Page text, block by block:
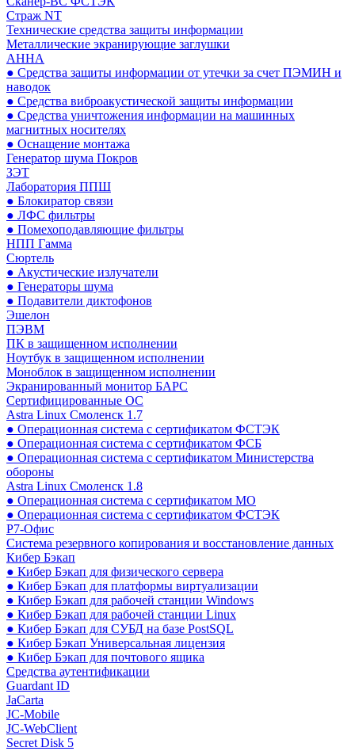
Страж NT
Технические средства защиты информации
Металлические экранирующие заглушки
АННА
● Средства защиты информации от утечки за счет ПЭМИН и
наводок
● Средства виброакустической защиты информации
● Средства уничтожения информации на машинных
магнитных носителях
● Оснащение монтажа
Генератор шума Покров
ЗЭТ
Лаборатория ППШ
● Блокиратор связи
● ЛФС фильтры
● Помехоподавляющие фильтры
НПП Гамма
Сюртель
● Акустические излучатели
● Генераторы шума
● Подавители диктофонов
Эшелон
ПЭВМ
ПК в защищенном исполнении
Ноутбук в защищенном исполнении
Моноблок в защищенном исполнении
Экранированный монитор БАРС
Сертифицированные ОС
Astra Linux Смоленск 1.7
● Операционная система с сертификатом ФСТЭК
● Операционная система с сертификатом ФСБ
● Операционная система с сертификатом Министерства
обороны
Astra Linux Смоленск 1.8
● Операционная система с сертификатом МО
● Операционная система с сертификатом ФСТЭК
Р7-Офис
Система резервного копирования и восстановление данных
Кибер Бэкап
● Кибер Бэкап для физического сервера
● Кибер Бэкап для платформы виртуализации
● Кибер Бэкап для рабочей станции Windows
● Кибер Бэкап для рабочей станции Linux
● Кибер Бэкап для СУБД на базе PostSQL
● Кибер Бэкап Универсальная лицензия
● Кибер Бэкап для почтового ящика
Средства аутентификации
Guardant ID
JaCarta
JC-Mobile
JC-WebClient
Secret Disk 5